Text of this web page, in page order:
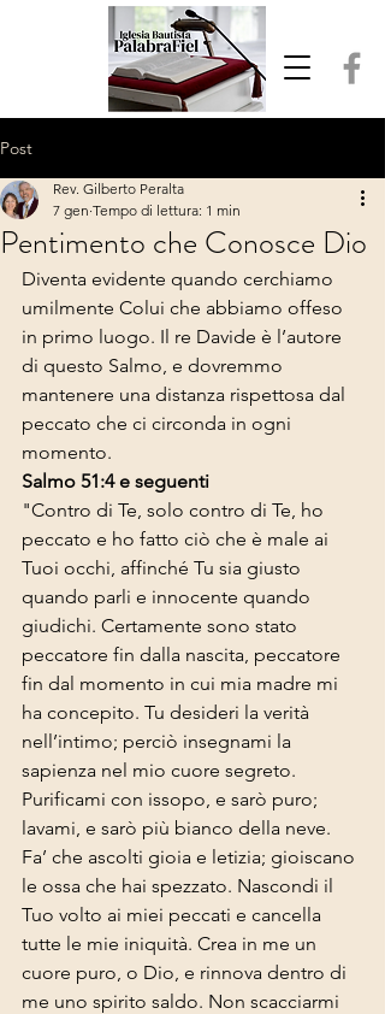
Post
Pentimento che Conosce Dio
Rev. Gilberto Peralta
7 gen Tempo di lettura: 1 min
Diventa evidente quando cerchiamo
umilmente Colui che abbiamo offeso
in primo luogo. Il re Davide è l’autore
di questo Salmo, e dovremmo
mantenere una distanza rispettosa dal
peccato che ci circonda in ogni
momento.
Salmo 51:4 e seguenti
"Contro di Te, solo contro di Te, ho
peccato e ho fatto ciò che è male ai
Tuoi occhi, affinché Tu sia giusto
quando parli e innocente quando
giudichi. Certamente sono stato
peccatore fin dalla nascita, peccatore
fin dal momento in cui mia madre mi
ha concepito. Tu desideri la verità
nell’intimo; perciò insegnami la
sapienza nel mio cuore segreto.
Purificami con issopo, e sarò puro;
lavami, e sarò più bianco della neve.
Fa’ che ascolti gioia e letizia; gioiscano
le ossa che hai spezzato. Nascondi il
Tuo volto ai miei peccati e cancella
tutte le mie iniquità. Crea in me un
cuore puro, o Dio, e rinnova dentro di
me uno spirito saldo. Non scacciarmi